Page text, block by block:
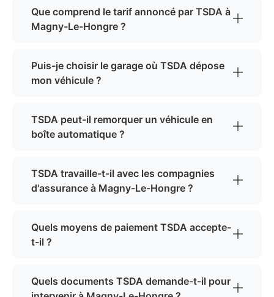
Que comprend le tarif annoncé par TSDA à
Magny-Le-Hongre ?
Puis-je choisir le garage où TSDA dépose
mon véhicule ?
TSDA peut-il remorquer un véhicule en
boîte automatique ?
TSDA travaille-t-il avec les compagnies
d'assurance à Magny-Le-Hongre ?
Quels moyens de paiement TSDA accepte-
t-il ?
Quels documents TSDA demande-t-il pour